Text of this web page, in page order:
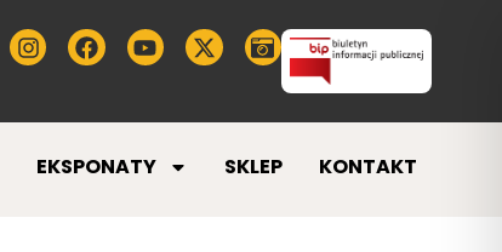
EKSPONATY SKLEP KONTAKT